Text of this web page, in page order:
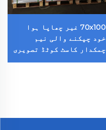
70x100 غیر چھاپا ہوا
خود چپکنے والی نیم
چمکدار کاسٹ کوٹڈ تصویری
اسٹکر اکریلک چمکدار